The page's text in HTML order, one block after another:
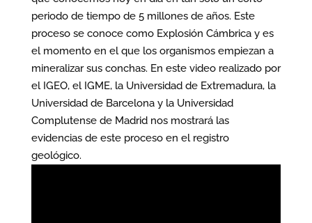
periodo de tiempo de 5 millones de años. Este
proceso se conoce como Explosión Cámbrica y es
el momento en el que los organismos empiezan a
mineralizar sus conchas. En este video realizado por
el IGEO, el IGME, la Universidad de Extremadura, la
Universidad de Barcelona y la Universidad
Complutense de Madrid nos mostrará las
evidencias de este proceso en el registro
geológico.